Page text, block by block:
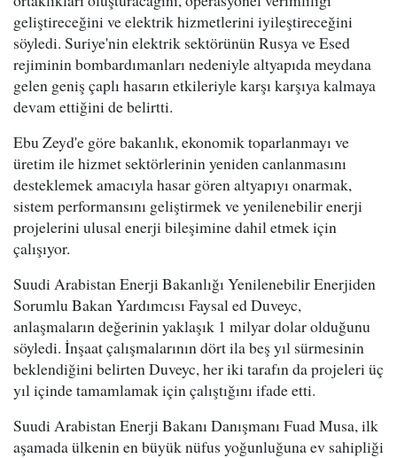
geliştireceğini ve elektrik hizmetlerini iyileştireceğini
söyledi. Suriye'nin elektrik sektörünün Rusya ve Esed
rejiminin bombardımanları nedeniyle altyapıda meydana
gelen geniş çaplı hasarın etkileriyle karşı karşıya kalmaya
devam ettiğini de belirtti.
Ebu Zeyd'e göre bakanlık, ekonomik toparlanmayı ve
üretim ile hizmet sektörlerinin yeniden canlanmasını
desteklemek amacıyla hasar gören altyapıyı onarmak,
sistem performansını geliştirmek ve yenilenebilir enerji
projelerini ulusal enerji bileşimine dahil etmek için
çalışıyor.
Suudi Arabistan Enerji Bakanlığı Yenilenebilir Enerjiden
Sorumlu Bakan Yardımcısı Faysal ed Duveyc,
anlaşmaların değerinin yaklaşık 1 milyar dolar olduğunu
söyledi. İnşaat çalışmalarının dört ila beş yıl sürmesinin
beklendiğini belirten Duveyc, her iki tarafın da projeleri üç
yıl içinde tamamlamak için çalıştığını ifade etti.
Suudi Arabistan Enerji Bakanı Danışmanı Fuad Musa, ilk
aşamada ülkenin en büyük nüfus yoğunluğuna ev sahipliği